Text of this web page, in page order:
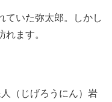
ていた弥太郎。しかし
ます。
（じげろうにん）岩